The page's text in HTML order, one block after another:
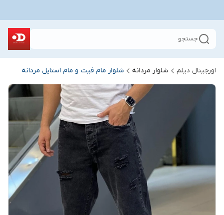
جستجو
اورجینال دیلم شلوار مردانه شلوار مام فیت و مام استایل مردانه